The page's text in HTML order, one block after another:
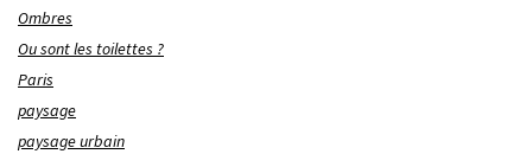
Ombres
Ou sont les toilettes ?
Paris
paysage
paysage urbain